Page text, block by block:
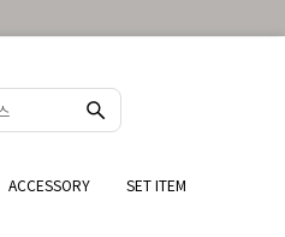
ACCESSORY
SET ITEM
리 셔츠